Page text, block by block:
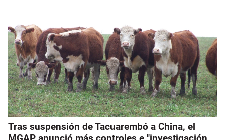
Tras suspensión de Tacuarembó a China, el